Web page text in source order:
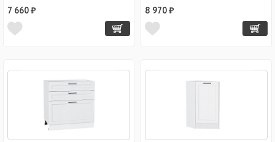
7 660 ₽ 8 970 ₽